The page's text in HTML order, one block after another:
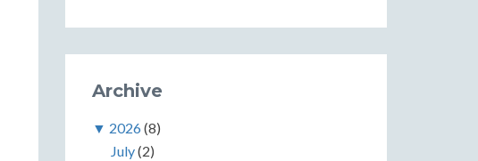
Archive
▼ 2026(8)
July(2)